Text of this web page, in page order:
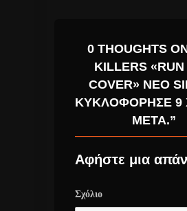
0 THOUGHTS
KILLERS «RUN
COVER» ΝΈΟ
ΚΥΚΛΟΦΌΡΗΣΕ 9
ΜΕΤΆ.”
Αφήστε μια
Σχόλιο